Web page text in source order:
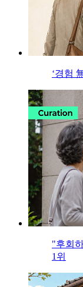
‘경험
"후회
1위